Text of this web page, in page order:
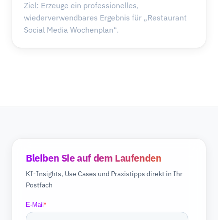
Ziel: Erzeuge ein professionelles,
wiederverwendbares Ergebnis für „Restaurant
Social Media Wochenplan“.
Bleiben Sie auf dem Laufenden
KI-Insights, Use Cases und Praxistipps direkt in Ihr
Postfach